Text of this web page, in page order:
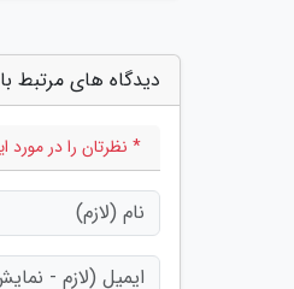
دیدگاه های مرتبط
* نظرتان را در مورد